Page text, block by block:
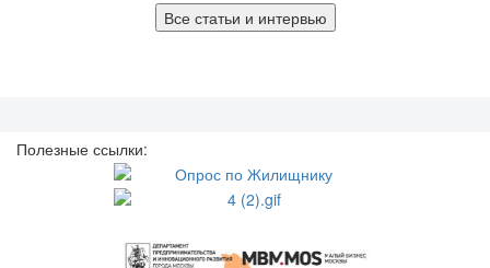
Все статьи и интервью
Полезные ссылки: